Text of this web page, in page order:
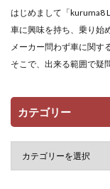
はじめまして「kuruma8
車に興味を持ち、乗り始
メーカー問わず車に関す
そこで、出来る範囲で疑
カテゴリー